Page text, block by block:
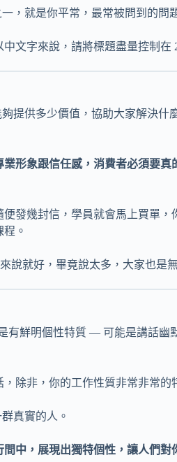
，就是你平常，最常被問到的問
文字來說，請將標題盡量控制
提供多少價值，協助大家解決
形象跟信任感，消費者必須要
發幾封信，學員就會馬上買單
。
說就好，畢竟說太多，大家也是
鮮明個性特質 — 可能是講話
除非，你的工作性質非常非常的
真實的人。
中，展現出獨特個性，讓人們